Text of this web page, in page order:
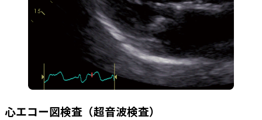
心エコー図検査（超音波検査）